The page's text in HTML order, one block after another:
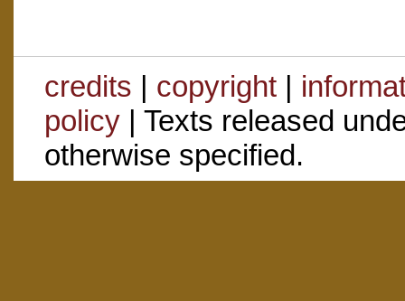
credits | copyright|
policy| Texts released
otherwise specified.